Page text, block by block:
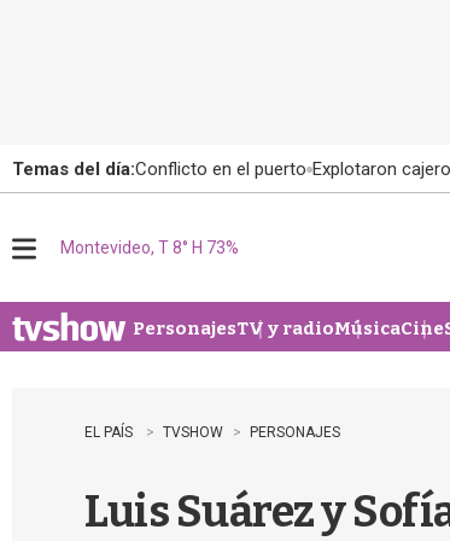
Temas del día:Conflicto en el puerto Explotaron
u
Montevideo, T 8° H 73%
PersonajesTV y radioMúsicaCine
EL PAÍS TVSHOW PERSONAJES
Luis Suárez y